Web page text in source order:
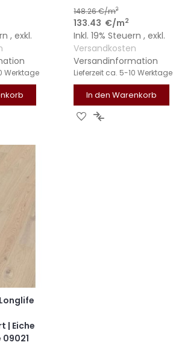
, exkl.
Werktage
148.26€/m2
133.43 €/m2
Inkl. 19% Steuern,exkl.
Versandkosten
Versandinformation
Lieferzeit ca. 5-10 Werktage
In den Warenkorb
ZURZUR
| Eiche